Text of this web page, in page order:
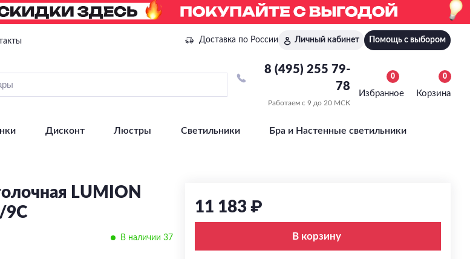
Доставка по России Личный кабинет Помощь с выбором
8 (495) 255 79-
78
Работаем с 9 до 20 МСК
Избранное
0
Корзина
0
Дисконт Люстры Светильники Бра и Настенные светильники
LUMION
9C
В наличии 37
11 183 ₽
В корзину